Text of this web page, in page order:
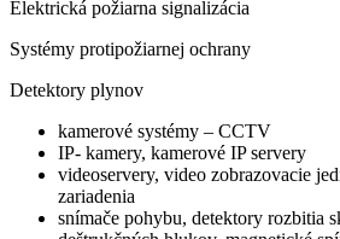
Elektrická požiarna signalizácia
Systémy protipožiarnej ochrany
Detektory plynov
kamerové systémy – CCTV
IP- kamery, kamerové IP servery
videoservery, video zobrazovacie
zariadenia
snímače pohybu, detektory rozbitia